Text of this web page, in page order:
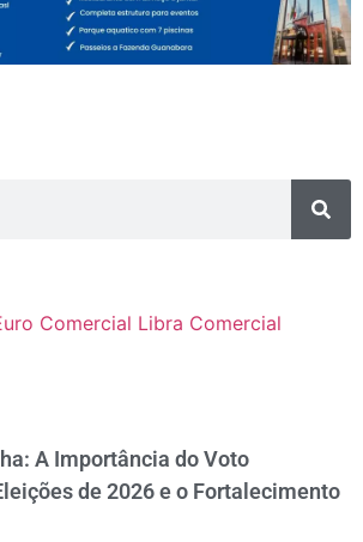
Comercial Libra Comercial
A Importância do Voto
de 2026 e o Fortalecimento